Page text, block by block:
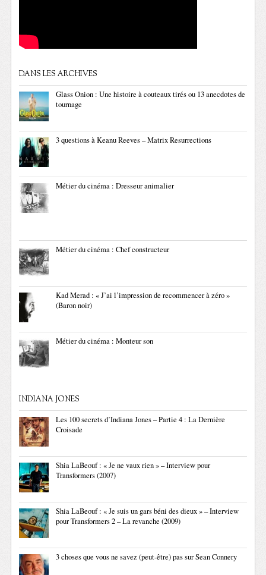
DANS LES ARCHIVES
Glass Onion : Une histoire à couteaux tirés ou 13 anecdotes de
tournage
3 questions à Keanu Reeves – Matrix Resurrections
Métier du cinéma : Dresseur animalier
Métier du cinéma : Chef constructeur
Kad Merad : « J’ai l’impression de recommencer à zéro »
(Baron noir)
Métier du cinéma : Monteur son
INDIANA JONES
Les 100 secrets d’Indiana Jones – Partie 4 : La Dernière
Croisade
Shia LaBeouf : « Je ne vaux rien » – Interview pour
Transformers (2007)
Shia LaBeouf : « Je suis un gars béni des dieux » – Interview
pour Transformers 2 – La revanche (2009)
3 choses que vous ne savez (peut-être) pas sur Sean Connery